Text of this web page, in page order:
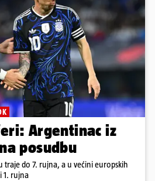
Argentinac iz
posudbu
traje do 7. rujna, a u većini europskih
1. rujna